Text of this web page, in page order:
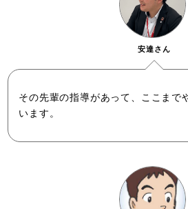
その先輩の指導があって、ここまで
います。
安達さん